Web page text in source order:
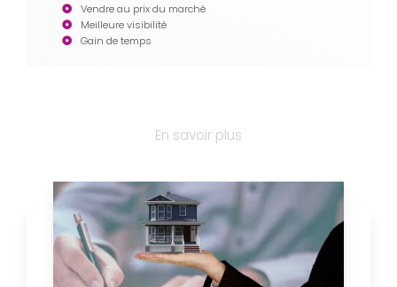
Vendre au prix du marché
Meilleure visibilité
Gain de temps
En savoir plus